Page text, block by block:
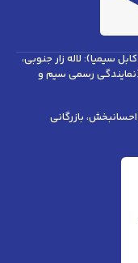
سیمیا): لاله زار جنوبی،
شاهچراغی، پاساژ پانیذ، پلاک 101 و 102 (نمایندگی رسمی سیم و
بازرگانی